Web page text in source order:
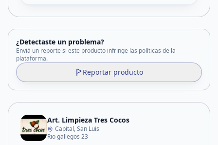
¿Detectaste un problema?
Enviá un reporte si este producto infringe las políticas de la
plataforma.
Reportar producto
Art. Limpieza Tres Cocos
Capital, San Luis
Rio gallegos 23